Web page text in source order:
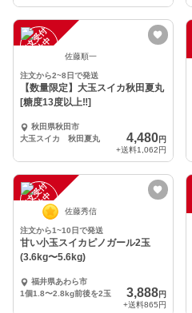
注
文
受
付
停
止
中 佐藤順一
注文から2~8日で発送
【数量限定】大玉スイカ秋田夏丸
[糖度13度以上‼︎]
秋田県秋田市
大玉スイカ 秋田夏丸
4,480円
+送料1,062円
注
文
受
付
停
止
中 佐藤秀信
注文から1~10日で発送
甘い小玉スイカピノガール2玉
(3.6kg〜5.6kg)
福井県あわら市
1個1.8〜2.8kg前後を2玉
3,888円
+送料865円